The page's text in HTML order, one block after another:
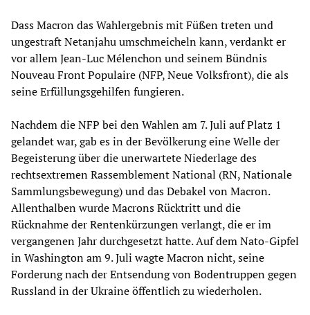
Dass Macron das Wahlergebnis mit Füßen treten und
ungestraft Netanjahu umschmeicheln kann, verdankt er
vor allem Jean-Luc Mélenchon und seinem Bündnis
Nouveau Front Populaire (NFP, Neue Volksfront), die als
seine Erfüllungsgehilfen fungieren.
Nachdem die NFP bei den Wahlen am 7. Juli auf Platz 1
gelandet war, gab es in der Bevölkerung eine Welle der
Begeisterung über die unerwartete Niederlage des
rechtsextremen Rassemblement National (RN, Nationale
Sammlungsbewegung) und das Debakel von Macron.
Allenthalben wurde Macrons Rücktritt und die
Rücknahme der Rentenkürzungen verlangt, die er im
vergangenen Jahr durchgesetzt hatte. Auf dem Nato-Gipfel
in Washington am 9. Juli wagte Macron nicht, seine
Forderung nach der Entsendung von Bodentruppen gegen
Russland in der Ukraine öffentlich zu wiederholen.